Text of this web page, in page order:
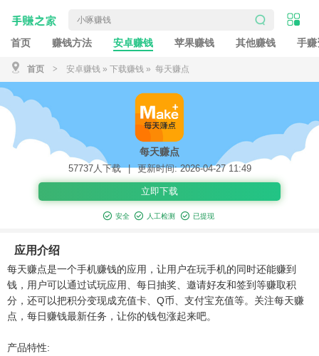
首页 赚钱方法 安卓赚钱 苹果赚钱 其他赚钱 手赚
首页 > 安卓赚钱 » 下载赚钱 » 每天赚点
每天赚点
57737人下载 | 更新时间: 2026-04-27 11:49
立即下载
安全 人工检测 已提现
应用介绍
每天赚点是一个手机赚钱的应用，让用户在玩手机的同时还能赚到
钱，用户可以通过试玩应用、每日抽奖、邀请好友和签到等赚取积
分，还可以把积分变现成充值卡、Q币、支付宝充值等。关注每天赚
点，每日赚钱最新任务，让你的钱包涨起来吧。
产品特性: